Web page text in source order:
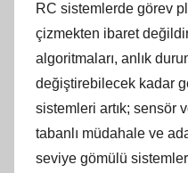
RC sistemlerde görev
çizmekten ibaret
algoritmaları, anlık
değiştirebilecek kadar
sistemleri artık; sensör
tabanlı müdahale ve
seviye gömülü